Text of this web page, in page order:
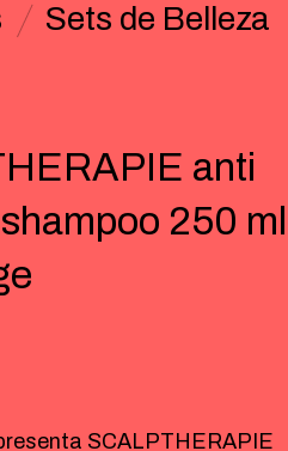
Sets de Belleza
anti
250 ml
SCALPTHERAPIE